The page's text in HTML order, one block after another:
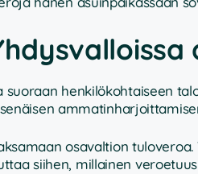
henkilökohtaiseen
osavaltion
siihen, millainen